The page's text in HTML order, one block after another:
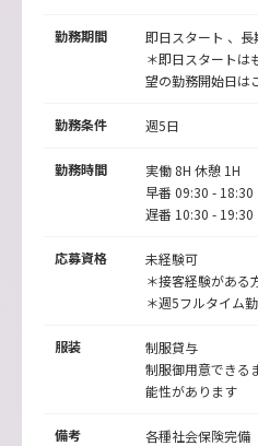
勤務期間
即日スタート 、
＊即日スタートは
望の勤務開始日は
勤務条件 週5日
勤務時間
実働 8H 休憩 1H
早番 09:30 - 18:30
遅番 10:30 - 19:30
応募資格
未経験可
＊接客経験がある
＊週5フルタイム
服装
制服貸与
制服御用意できる
能性があります
備考
各種社会保険完備